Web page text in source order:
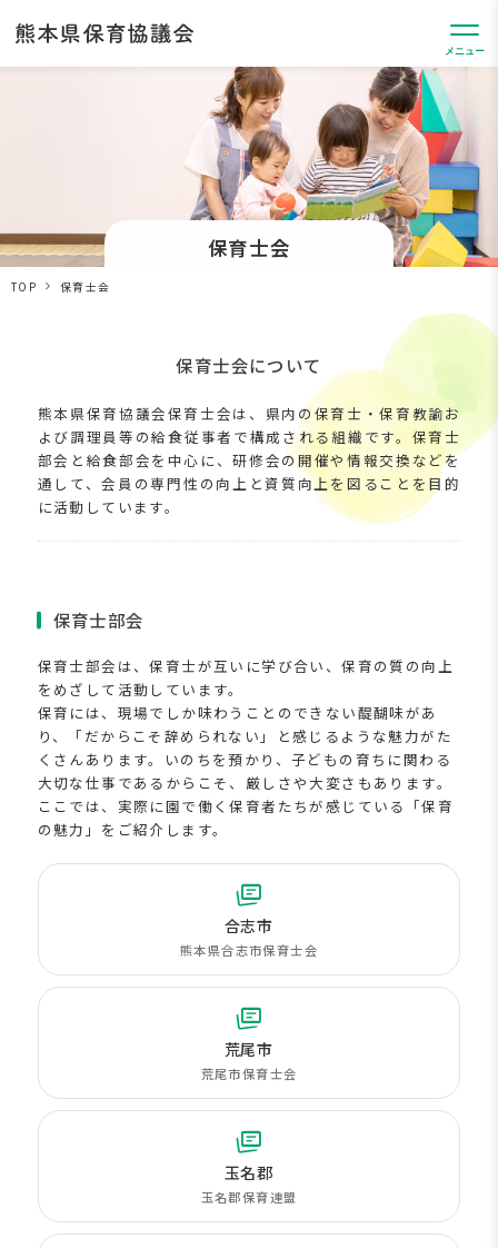
熊
本
県
メニュー
保育士会
TOP 保育士会
保育士会について
熊本県保育協議会保育士会は、県内の保育士・保育教諭お
よび調理員等の給食従事者で構成される組織です。保育士
部会と給食部会を中心に、研修会の開催や情報交換などを
通して、会員の専門性の向上と資質向上を図ることを目的
に活動しています。
保育士部会
保育士部会は、保育士が互いに学び合い、保育の質の向上
をめざして活動しています。
保育には、現場でしか味わうことのできない醍醐味があ
り、「だからこそ辞められない」と感じるような魅力がた
くさんあります。いのちを預かり、子どもの育ちに関わる
大切な仕事であるからこそ、厳しさや大変さもあります。
ここでは、実際に園で働く保育者たちが感じている「保育
の魅力」をご紹介します。
合志市
熊本県合志市保育士会
荒尾市
荒尾市保育士会
玉名郡
玉名郡保育連盟